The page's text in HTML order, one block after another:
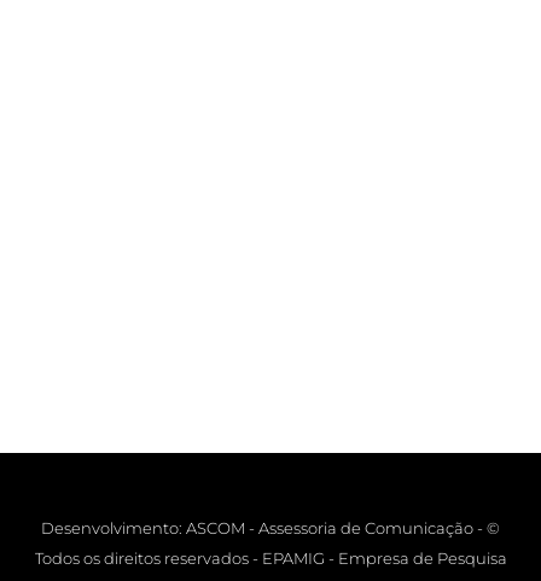
Desenvolvimento: ASCOM - Assessoria de Comunicação - ©
Todos os direitos reservados - EPAMIG - Empresa de Pesquisa